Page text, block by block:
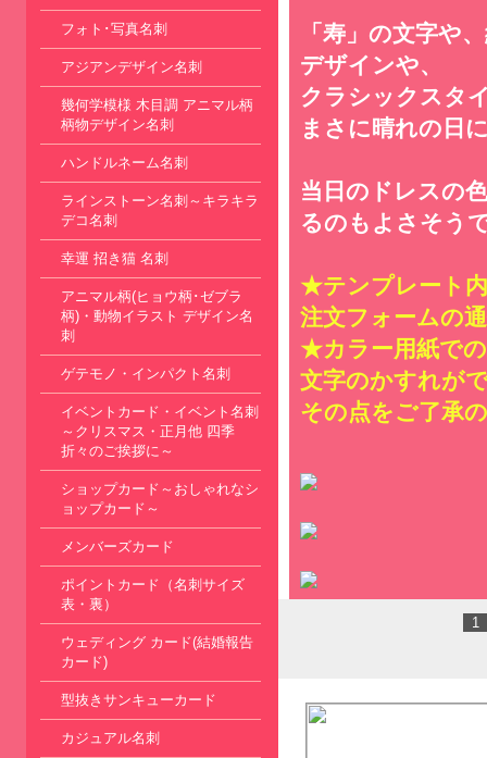
フォト･写真名刺
アジアンデザイン名刺
幾何学模様 木目調 アニマル柄
柄物デザイン名刺
ハンドルネーム名刺
ラインストーン名刺～キラキラ
デコ名刺
幸運 招き猫 名刺
アニマル柄(ヒョウ柄･ゼブラ
柄)・動物イラスト デザイン名
刺
ゲテモノ・インパクト名刺
イベントカード・イベント名刺
～クリスマス・正月他 四季
折々のご挨拶に～
ショップカード～おしゃれなシ
ョップカード～
メンバーズカード
ポイントカード（名刺サイズ
表・裏）
ウェディング カード(結婚報告
カード)
型抜きサンキューカード
カジュアル名刺
「寿」の文字や
デザインや、
クラシックスタ
まさに晴れの日
当日のドレスの
るのもよさそう
★テンプレート
注文フォームの
★カラー用紙で
文字のかすれが
その点をご了承
1